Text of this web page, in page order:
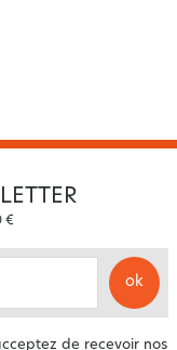
€
ok
de recevoir nos